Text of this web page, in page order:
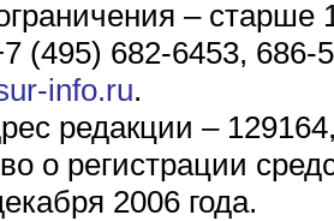
– старше
(495) 682-6453, 686-
info.ru.
редакции –
о регистрации
2006 года.